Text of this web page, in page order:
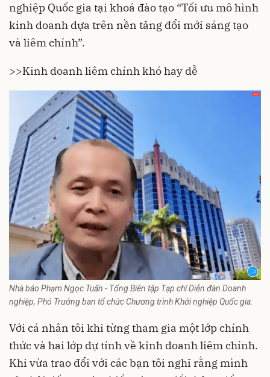
nghiệp Quốc gia tại khoá đào tạo “Tối ưu mô hình
kinh doanh dựa trên nền tảng đổi mới sáng tạo
và liêm chính”.
>>Kinh doanh liêm chính khó hay dễ
Nhà báo Phạm Ngọc Tuấn - Tổng Biên tập Tạp chí Diễn đàn Doanh
nghiệp, Phó Trưởng ban tổ chức Chương trình Khởi nghiệp Quốc gia.
Với cá nhân tôi khi từng tham gia một lớp chính
thức và hai lớp dự tính về kinh doanh liêm chính.
Khi vừa trao đổi với các bạn tôi nghĩ rằng mình